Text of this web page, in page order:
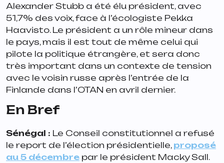
Alexander Stubb a été élu président, avec
51,7% des voix, face à l’écologiste Pekka
Haavisto. Le président a un rôle mineur dans
le pays, mais il est tout de même celui qui
pilote la politique étrangère, et sera donc
très important dans un contexte de tension
avec le voisin russe après l’entrée de la
Finlande dans l’OTAN en avril dernier.
En Bref
Sénégal : Le Conseil constitutionnel a refusé
le report de l’élection présidentielle, proposé
au 5 décembre par le président Macky Sall.